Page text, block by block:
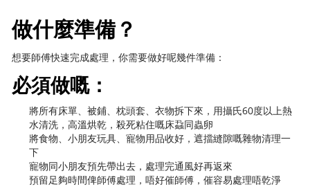
做什麼準備？
想要師傅快速完成處理，你需要做好呢幾件準備：
必須做嘅：
將所有床單、被鋪、枕頭套、衣物拆下來，用攝氏60度以上熱
水清洗，高溫烘乾，殺死粘住嘅床蝨同蟲卵
將食物、小朋友玩具、寵物用品收好，遮擋縫隙嘅雜物清理一
下
寵物同小朋友預先帶出去，處理完通風好再返來
預留足夠時間俾師傅處理，唔好催師傅，催容易處理唔乾淨